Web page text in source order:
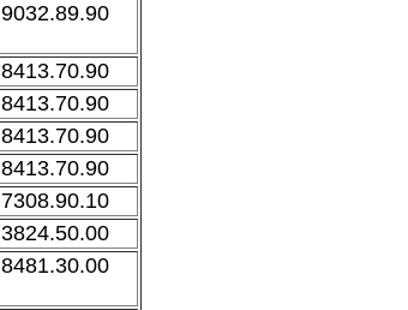
9032.89.90
8413.70.90
8413.70.90
8413.70.90
8413.70.90
7308.90.10
3824.50.00
8481.30.00